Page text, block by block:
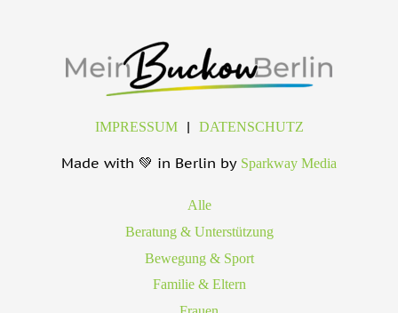
IMPRESSUM| DATENSCHUTZ
Made with 💚 in Berlin by Sparkway Media
Alle
Beratung & Unterstützung
Bewegung & Sport
Familie & Eltern